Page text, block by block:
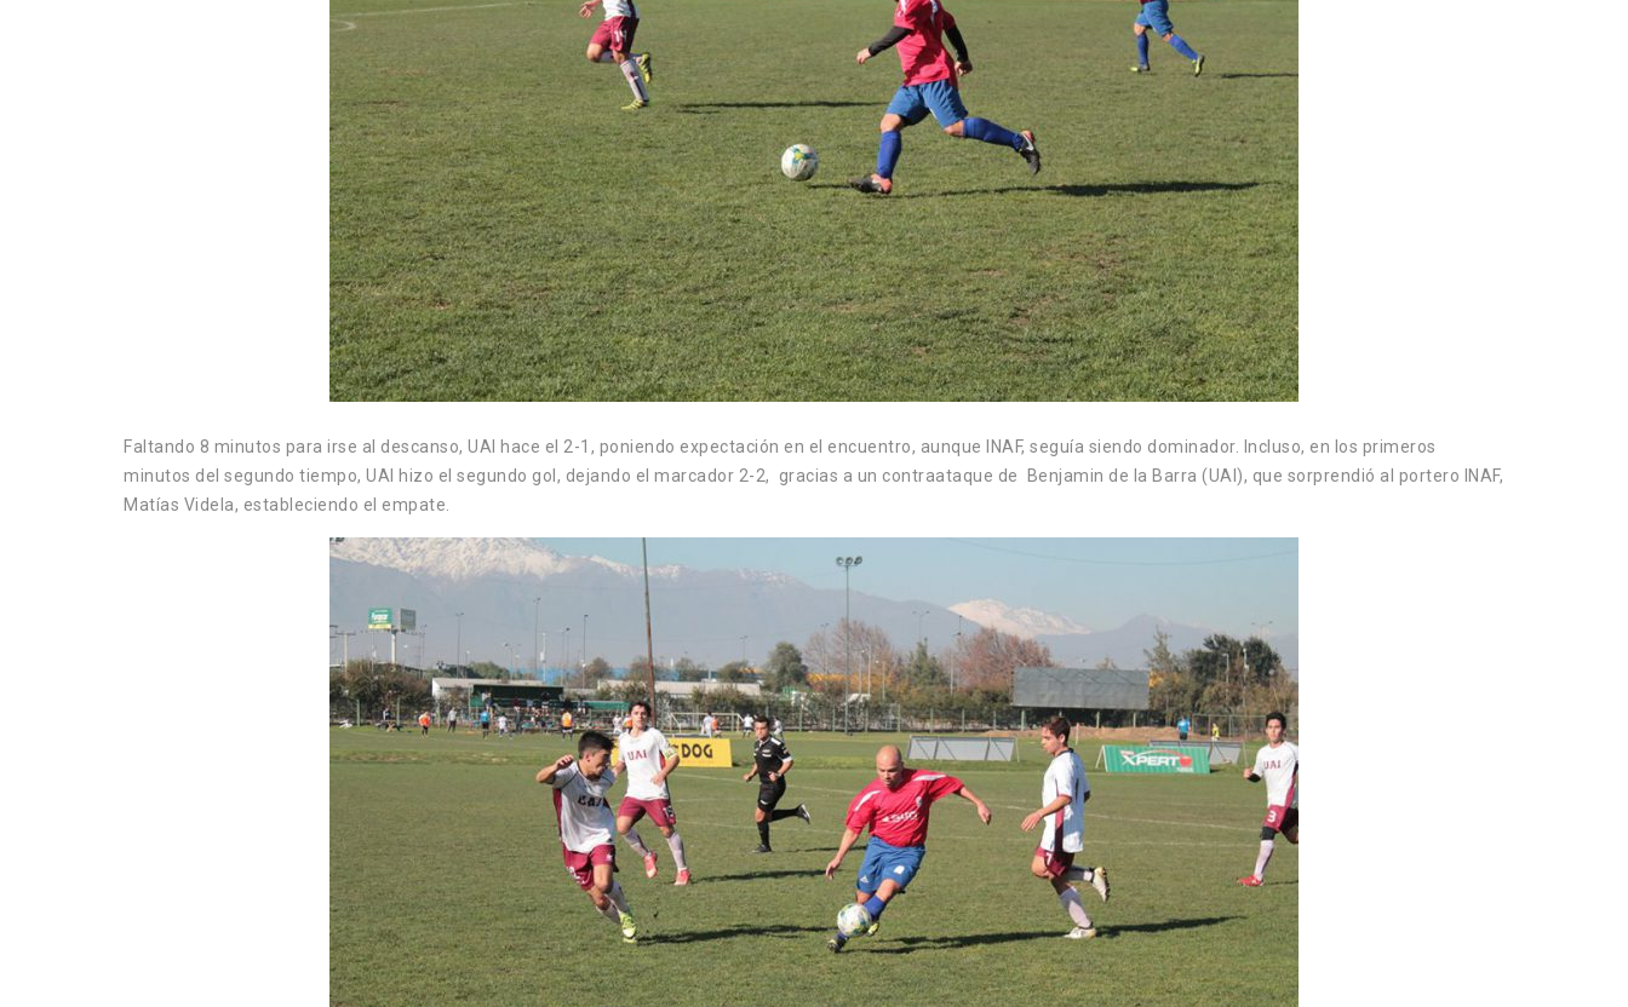
Faltando 8 minutos para irse al descanso, UAI hace el 2-1, poniendo expectación en el encuentro, aunque INAF, seguía siendo dominador. Incluso, en los primeros
minutos del segundo tiempo, UAI hizo el segundo gol, dejando el marcador 2-2, gracias a un contraataque de Benjamin de la Barra (UAI), que sorprendió al portero INAF,
Matías Videla, estableciendo el empate.